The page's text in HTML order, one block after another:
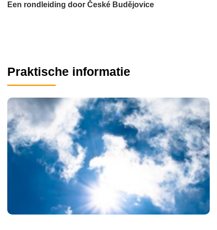
Een rondleiding door České Budějovice
Praktische informatie